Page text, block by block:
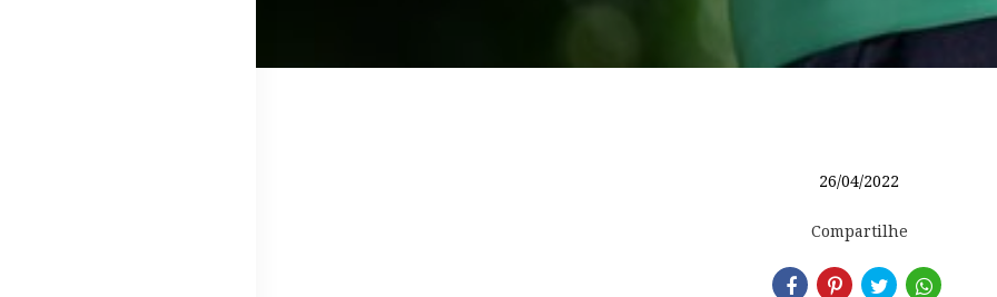
26/04/2022
Compartilhe